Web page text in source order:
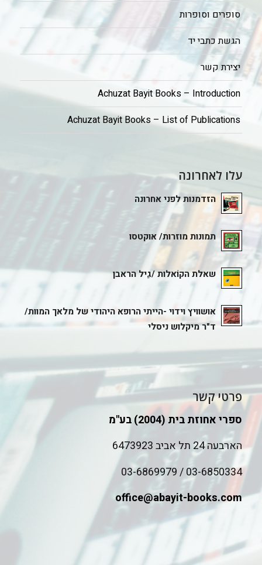
סופרים וסופרות
הגשת כתבי יד
יצירת קשר
Achuzat Bayit Books – Introduction
Achuzat Bayit Books – List of Publications
עלו לאחרונה
הזדמנות לפני אחרונה
תמונות מוזרות/ אוקטסו
שאלת הקוֹאלות /גַיל הראבן
אושוויץ וידוי -הייתי הרופא היהודי של מלאך המוות/
ד"ר מיקלוש ניסלי
פרטי קשר
ספרי אחוזת בית (2004) בע"מ
הארבעה 24 תל אביב 6473923
03-6850334 / 03-6869979
office@abayit-books.com